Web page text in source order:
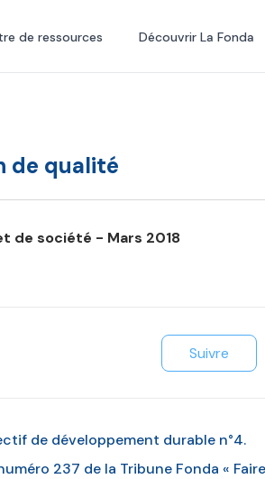
de ressources Découvrir La Fonda
de qualité
de société - Mars 2018
Suivre
de développement durable n°4.
237 de la Tribune Fonda « Faire